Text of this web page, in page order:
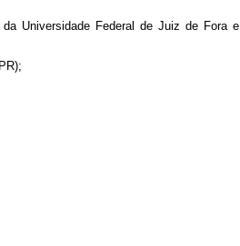
Universidade Federal de Juiz de Fora e